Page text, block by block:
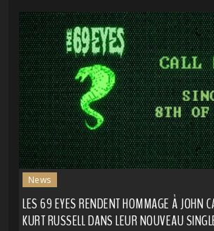
News
LES 69 EYES RENDENT HOMMAGE À JOHN
KURT RUSSELL DANS LEUR NOUVEAU